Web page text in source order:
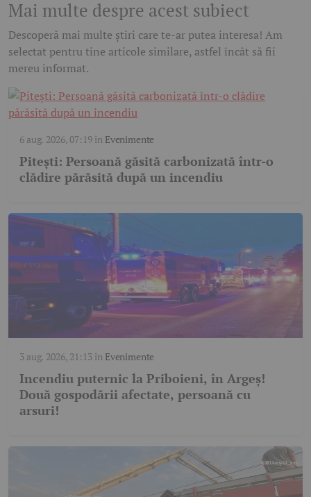
Mai multe despre acest subiect
Descoperă mai multe știri care te-ar putea interesa! Am
selectat pentru tine articole similare, astfel încât să fii
mereu informat.
6 aug. 2026, 07:19în Evenimente
Pitești: Persoană găsită carbonizată într-o
clădire părăsită după un incendiu
3 aug. 2026, 21:13în Evenimente
Incendiu puternic la Priboieni, în Argeș!
Două gospodării afectate, persoană cu
arsuri!